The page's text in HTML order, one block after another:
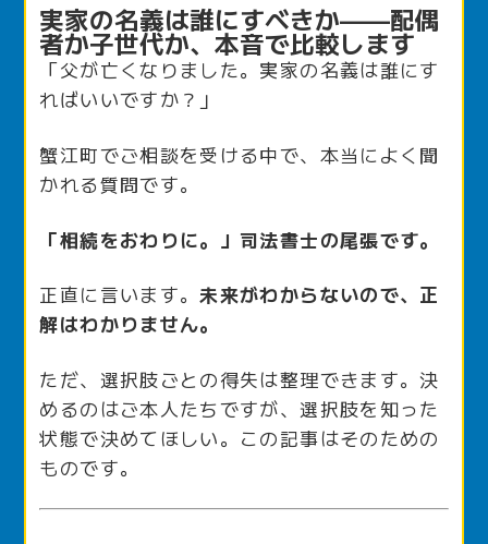
実家の名義は誰にすべきか——配偶
者か子世代か、本音で比較します
「父が亡くなりました。実家の名義は誰にす
ればいいですか？」
蟹江町でご相談を受ける中で、本当によく聞
かれる質問です。
「相続をおわりに。」司法書士の尾張です。
正直に言います。未来がわからないので、正
解はわかりません。
ただ、選択肢ごとの得失は整理できます。決
めるのはご本人たちですが、選択肢を知った
状態で決めてほしい。この記事はそのための
ものです。